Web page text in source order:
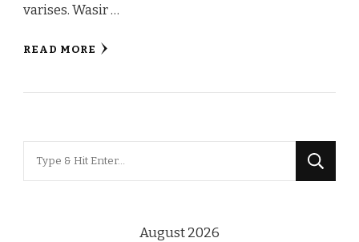
varises. Wasir …
READ MORE
August 2026